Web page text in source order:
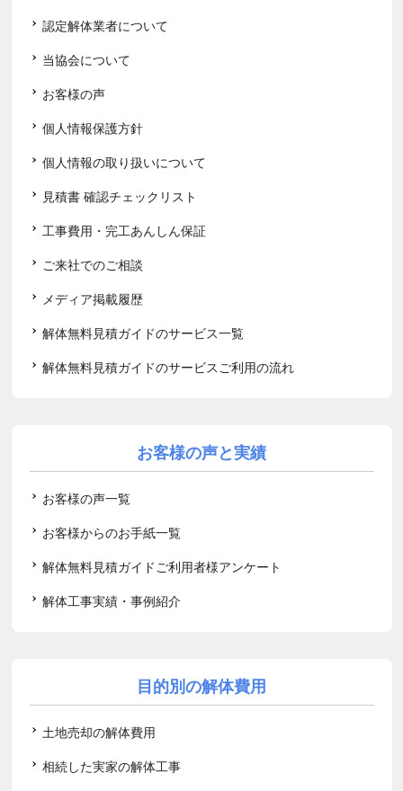
認定解体業者について
当協会について
お客様の声
個人情報保護方針
個人情報の取り扱いについて
見積書 確認チェックリスト
工事費用・完工あんしん保証
ご来社でのご相談
メディア掲載履歴
解体無料見積ガイドのサービス一覧
解体無料見積ガイドのサービスご利用の流れ
お客様の声と実績
お客様の声一覧
お客様からのお手紙一覧
解体無料見積ガイドご利用者様アンケート
解体工事実績・事例紹介
目的別の解体費用
土地売却の解体費用
相続した実家の解体工事